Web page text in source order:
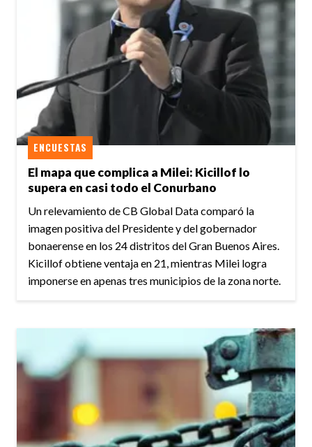
El mapa que complica a Milei: Kicillof lo
supera en casi todo el Conurbano
ENCUESTAS
Un relevamiento de CB Global Data comparó la
imagen positiva del Presidente y del gobernador
bonaerense en los 24 distritos del Gran Buenos Aires.
Kicillof obtiene ventaja en 21, mientras Milei logra
imponerse en apenas tres municipios de la zona norte.